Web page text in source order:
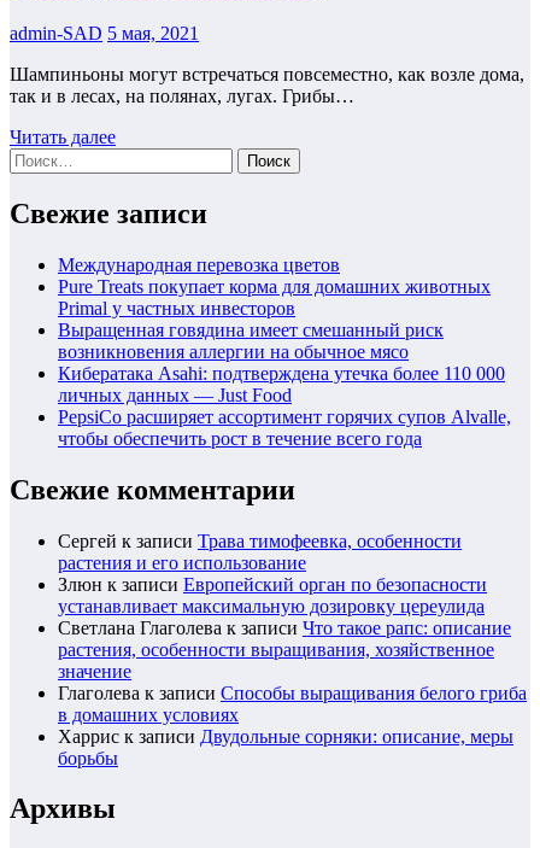
admin-SAD 5 мая, 2021
Шампиньоны могут встречаться повсеместно, как возле дома,
так и в лесах, на полянах, лугах. Грибы…
Читать далее
Найти:
Свежие записи
Международная перевозка цветов
Pure Treats покупает корма для домашних животных
Primal у частных инвесторов
Выращенная говядина имеет смешанный риск
возникновения аллергии на обычное мясо
Кибератака Asahi: подтверждена утечка более 110 000
личных данных — Just Food
PepsiCo расширяет ассортимент горячих супов Alvalle,
чтобы обеспечить рост в течение всего года
Свежие комментарии
Сергей к записи Трава тимофеевка, особенности
растения и его использование
Злюн к записи Европейский орган по безопасности
устанавливает максимальную дозировку цереулида
Светлана Глаголева к записи Что такое рапс: описание
растения, особенности выращивания, хозяйственное
значение
Глаголева к записи Способы выращивания белого гриба
в домашних условиях
Харрис к записи Двудольные сорняки: описание, меры
борьбы
Архивы